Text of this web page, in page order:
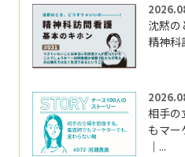
沈黙の
精神科
相手の
もマー
｜...